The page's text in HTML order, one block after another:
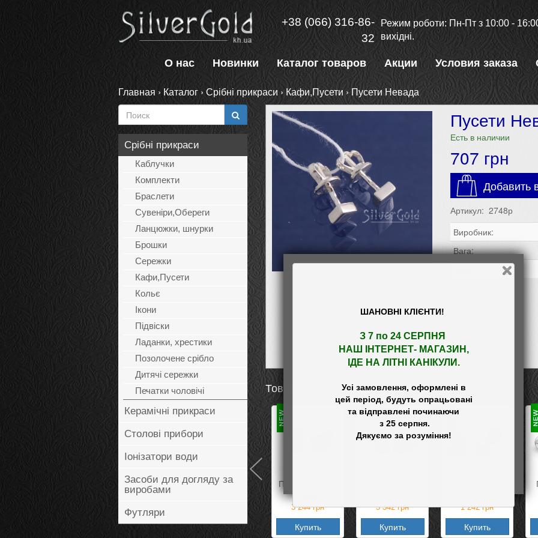
ШАНОВНІ КЛІЄНТИ!
З 7 по 24 СЕРПНЯ
НАШ
ІНТЕРНЕТ- МАГАЗИН ,
ІДЕ НА ЛІТНІ КАНІКУЛИ.
Усі замовлення, оформлені в
цей період, будуть опрацьовані
та відправлені починаючи
+38 (066) 316-86-
32
Режим роботи: Пн-Пт з 10:00 -
вихідні.
О нас Новинки Каталог товаров Акции Условия заказа
Главная › Каталог › Срібні прикраси ›Кафи,Пусети ›Пусети Невада
Срібні прикраси
Каблучки
Комплекти
Браслети
Сувеніри,Обереги
Ланцюжки, шнурки
Брошки
Сережки
Кафи,Пусети
Кольє
Ікони
Підвіски
Ладанки, хрестики
Позолочене срібло
Дитячі сережки
Печатки чоловічі
Керамічні прикраси
Столові прибори
Іонізатори води
Засоби для догляду за
виробами
Футляри
Пусети
Есть в наличии
707 грн
Добавить
Артикул: 2748р
Виробник:
Вага:
Товары в категории «Кафи,Пусети»
Пусети
Купить
Пусети Квадро
3 244грн
Купить
5 342грн
Купить
1 242грн
Купить